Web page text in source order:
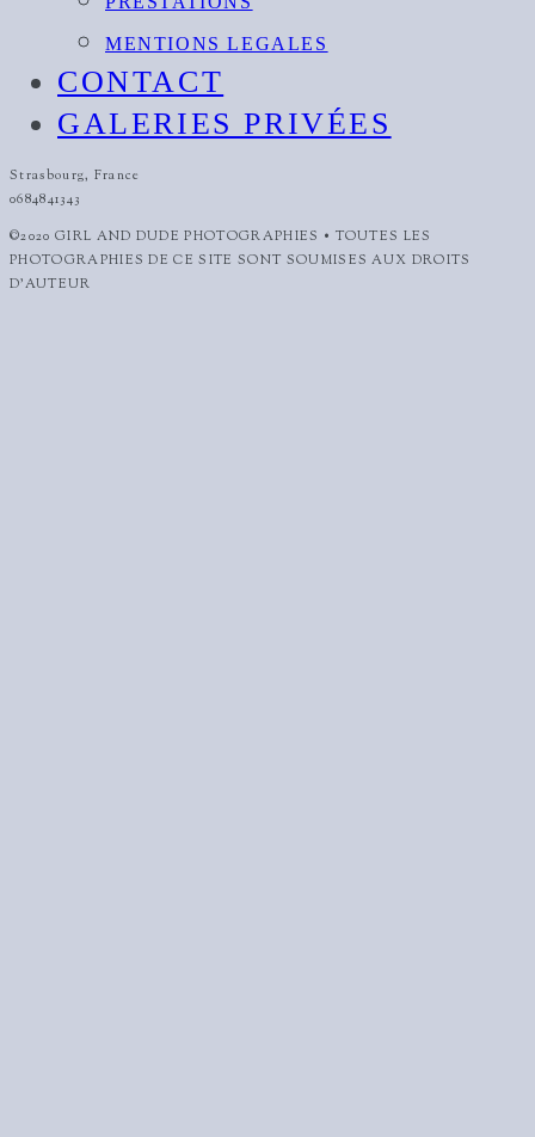
MENTIONS LEGALES
CONTACT
GALERIES PRIVÉES
Strasbourg, France
0684841343
©2020 GIRL AND DUDE PHOTOGRAPHIES • TOUTES LES
PHOTOGRAPHIES DE CE SITE SONT SOUMISES AUX DROITS
D'AUTEUR